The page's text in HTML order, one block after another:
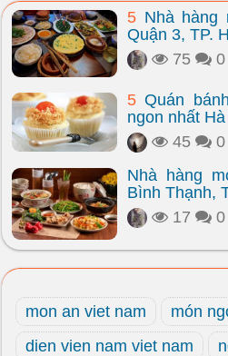
5 Nhà hàng
Quận 3, TP.
75
0
5 Quán
ngon nhất
45
0
Nhà hàng
Bình Thạnh,
17
0
mon an viet nam
món
dien vien nam viet nam